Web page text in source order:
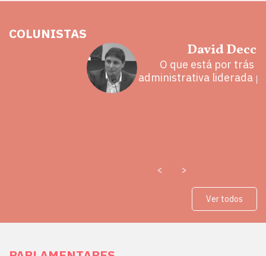
COLUNISTAS
David
O que está por trás
administrativa liderada
< >
Ver todos